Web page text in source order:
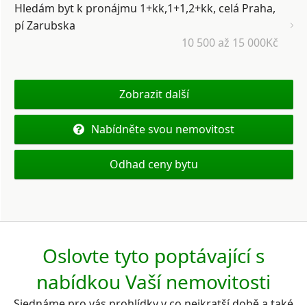
Hledám byt k pronájmu 1+kk,1+1,2+kk, celá Praha,
pí Zarubska
10 500 až 15 000Kč
Zobrazit další
Nabídněte svou nemovitost
Odhad ceny bytu
Oslovte tyto poptávající s
nabídkou Vaší nemovitosti